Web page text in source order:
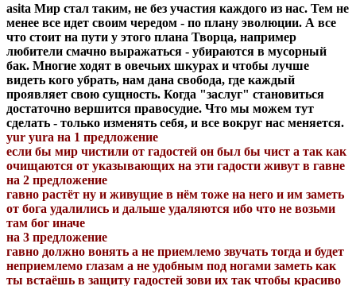
asita Мир стал таким, не без участия каждого из нас. Тем не
менее все идет своим чередом - по плану эволюции. А все
что стоит на пути у этого плана Творца, например
любители смачно выражаться - убираются в мусорный
бак. Многие ходят в овечьих шкурах и чтобы лучше
видеть кого убрать, нам дана свобода, где каждый
проявляет свою сущность. Когда "заслуг" становиться
достаточно вершится правосудие. Что мы можем тут
сделать - только изменять себя, и все вокруг нас меняется.
yur yura на 1 предложение
если бы мир чистили от гадостей он был бы чист а так как
очищаются от указывающих на эти гадости живут в гавне
на 2 предложение
гавно растёт ну и живущие в нём тоже на него и им заметь
от бога удалились и дальше удаляются ибо что не возьми
там бог иначе
на 3 предложение
гавно должно вонять а не приемлемо звучать тогда и будет
неприемлемо глазам а не удобным под ногами заметь как
ты встаёшь в защиту гадостей зови их так чтобы красиво